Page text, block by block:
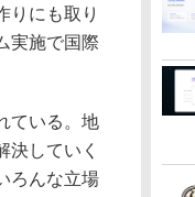
りにも取り
実施で国際
ている。地
決していく
ろんな立場